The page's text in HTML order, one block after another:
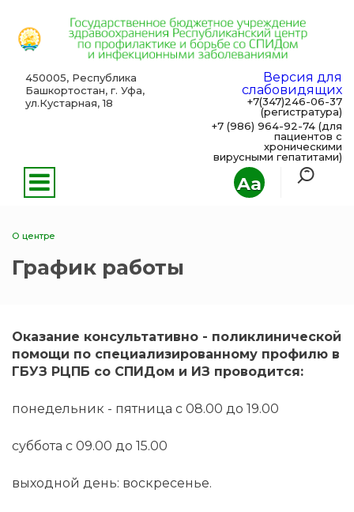
Aa
450005, Республика
Башкортостан, г. Уфа,
ул.Кустарная, 18
Версия для
слабовидящих
+7(347)246-06-37
(регистратура)
+7 (986) 964-92-74 (для
пациентов с
хроническими
вирусными гепатитами)
О центре
График работы
Оказание консультативно - поликлинической
помощи по специализированному профилю в
ГБУЗ РЦПБ со СПИДом и ИЗ проводится:
понедельник - пятница с 08.00 до 19.00
суббота с 09.00 до 15.00
выходной день: воскресенье.